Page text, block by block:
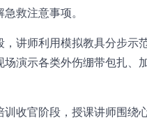
救注意事项。
，讲师利用模拟教具分步示
场演示各类外伤绷带包扎、
训收官阶段，授课讲师围绕